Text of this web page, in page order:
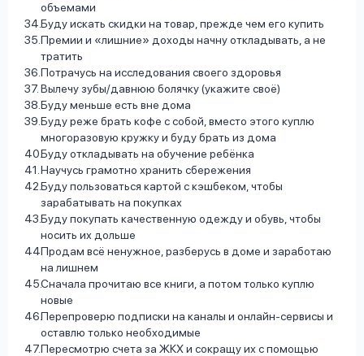
объемами
Буду искать скидки на товар, прежде чем его купить
Премии и «лишние» доходы начну откладывать, а не
тратить
Потрачусь на исследования своего здоровья
Вылечу зубы/давнюю болячку (укажите своё)
Буду меньше есть вне дома
Буду реже брать кофе с собой, вместо этого куплю
многоразовую кружку и буду брать из дома
Буду откладывать на обучение ребёнка
Научусь грамотно хранить сбережения
Буду пользоваться картой с кэшбеком, чтобы
зарабатывать на покупках
Буду покупать качественную одежду и обувь, чтобы
носить их дольше
Продам всё ненужное, разберусь в доме и заработаю
на лишнем
Сначала прочитаю все книги, а потом только куплю
новые
Перепроверю подписки на каналы и онлайн-сервисы и
оставлю только необходимые
Пересмотрю счета за ЖКХ и сокращу их с помощью